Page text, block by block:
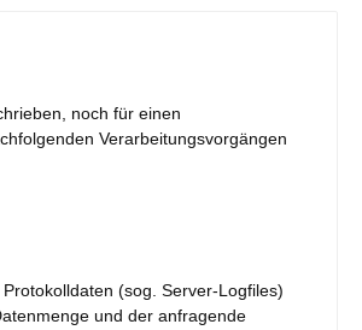
noch für einen
Verarbeitungsvorgängen
(sog. Server-Logfiles)
und der anfragende